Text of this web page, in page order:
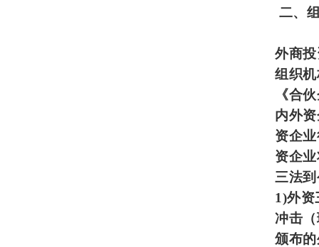
二、
外商
组织
《合
内外
资企
资企
三法
1)外资
冲击
颁布